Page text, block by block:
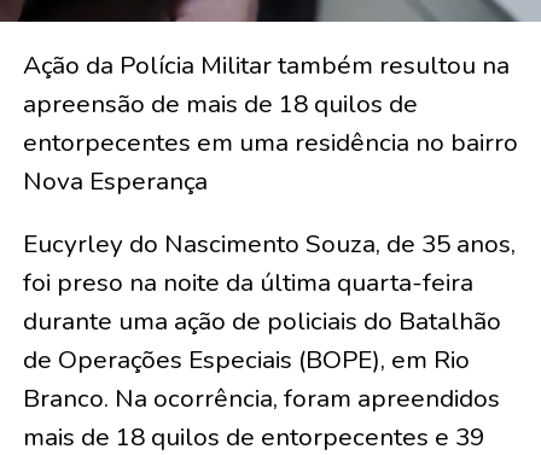
Ação da Polícia Militar também resultou na
apreensão de mais de 18 quilos de
entorpecentes em uma residência no bairro
Nova Esperança
Eucyrley do Nascimento Souza, de 35 anos,
foi preso na noite da última quarta-feira
durante uma ação de policiais do Batalhão
de Operações Especiais (BOPE), em Rio
Branco. Na ocorrência, foram apreendidos
mais de 18 quilos de entorpecentes e 39